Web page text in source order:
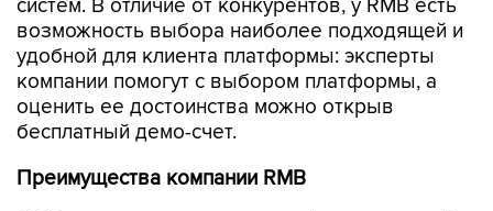
систем. В отличие от конкурентов, у RMB есть
возможность выбора наиболее подходящей и
удобной для клиента платформы: эксперты
компании помогут с выбором платформы, а
оценить ее достоинства можно открыв
бесплатный демо-счет.
Преимущества компании RMB